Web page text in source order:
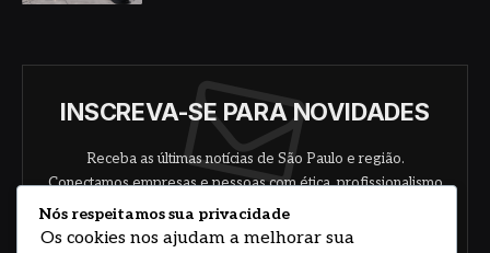
INSCREVA-SE PARA NOVIDADES
Receba as últimas notícias de São Paulo e região.
Conectamos empresas e pessoas com ética, profissionalismo
e responsabilidade.
Nós respeitamos sua privacidade
Os cookies nos ajudam a melhorar sua